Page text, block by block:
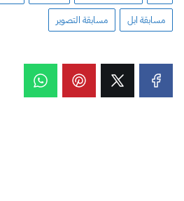
مسابقة ابل مسابقة التصوير